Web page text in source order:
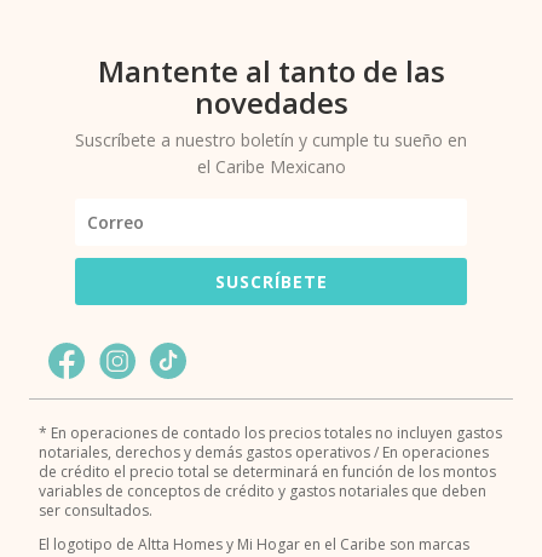
Mantente al tanto de las
novedades
Suscríbete a nuestro boletín y cumple tu sueño en
el Caribe Mexicano
SUSCRÍBETE
* En operaciones de contado los precios totales no incluyen gastos
notariales, derechos y demás gastos operativos / En operaciones
de crédito el precio total se determinará en función de los montos
variables de conceptos de crédito y gastos notariales que deben
ser consultados.
El logotipo de Altta Homes y Mi Hogar en el Caribe son marcas